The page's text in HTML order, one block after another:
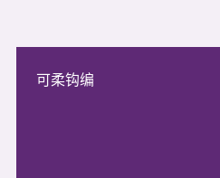
可柔钩编